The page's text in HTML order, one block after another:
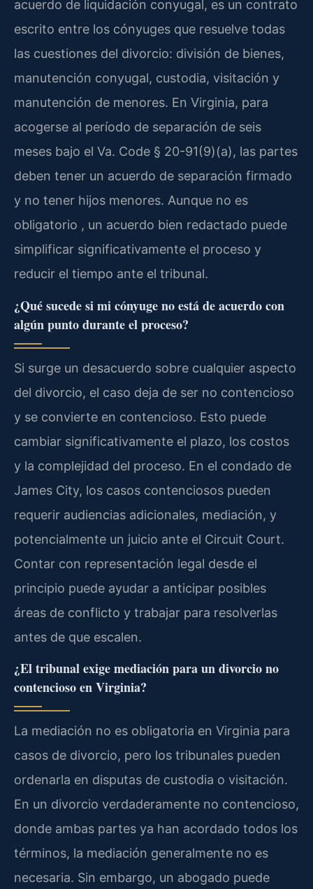
acuerdo de liquidación conyugal, es un contrato
escrito entre los cónyuges que resuelve todas
las cuestiones del divorcio: división de bienes,
manutención conyugal, custodia, visitación y
manutención de menores. En Virginia, para
acogerse al período de separación de seis
meses bajo el Va. Code § 20-91(9)(a), las partes
deben tener un acuerdo de separación firmado
y no tener hijos menores. Aunque no es
obligatorio , un acuerdo bien redactado puede
simplificar significativamente el proceso y
reducir el tiempo ante el tribunal.
¿Qué sucede si mi cónyuge no está de acuerdo con
algún punto durante el proceso?
Si surge un desacuerdo sobre cualquier aspecto
del divorcio, el caso deja de ser no contencioso
y se convierte en contencioso. Esto puede
cambiar significativamente el plazo, los costos
y la complejidad del proceso. En el condado de
James City, los casos contenciosos pueden
requerir audiencias adicionales, mediación, y
potencialmente un juicio ante el Circuit Court.
Contar con representación legal desde el
principio puede ayudar a anticipar posibles
áreas de conflicto y trabajar para resolverlas
antes de que escalen.
¿El tribunal exige mediación para un divorcio no
contencioso en Virginia?
La mediación no es obligatoria en Virginia para
casos de divorcio, pero los tribunales pueden
ordenarla en disputas de custodia o visitación.
En un divorcio verdaderamente no contencioso,
donde ambas partes ya han acordado todos los
términos, la mediación generalmente no es
necesaria. Sin embargo, un abogado puede